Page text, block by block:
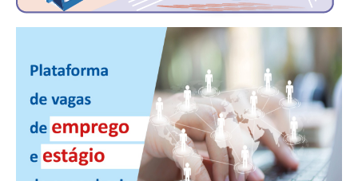
CONTATO
ASSOCIE-SE
ATUALIZAÇÃO CADASTRAL
NÚCLEO JOVEM